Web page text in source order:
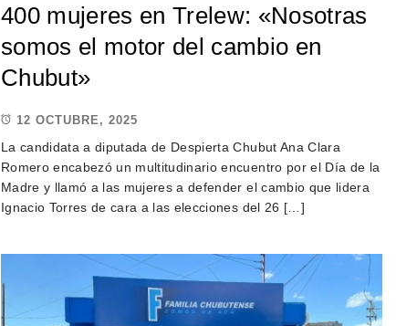
400 mujeres en Trelew: «Nosotras
somos el motor del cambio en
Chubut»
12 OCTUBRE, 2025
La candidata a diputada de Despierta Chubut Ana Clara
Romero encabezó un multitudinario encuentro por el Día de la
Madre y llamó a las mujeres a defender el cambio que lidera
Ignacio Torres de cara a las elecciones del 26 […]